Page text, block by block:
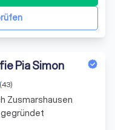
Pia Simon
Zusmarshausen
gegründet